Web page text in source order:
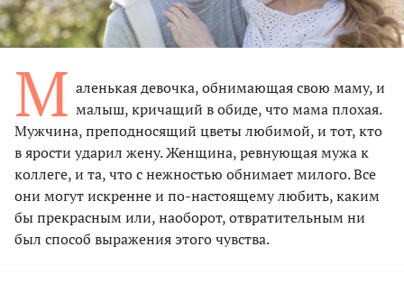
М аленькая девочка, обнимающая свою маму, и
малыш, кричащий в обиде, что мама плохая.
Мужчина, преподносящий цветы любимой, и тот, кто
в ярости ударил жену. Женщина, ревнующая мужа к
коллеге, и та, что с нежностью обнимает милого. Все
они могут искренне и по-настоящему любить, каким
бы прекрасным или, наоборот, отвратительным ни
был способ выражения этого чувства.